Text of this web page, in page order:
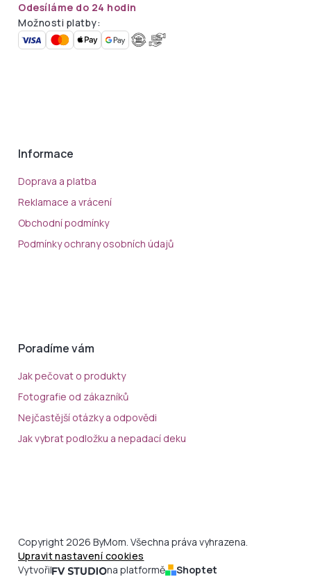
Odesíláme do 24 hodin
Možnosti platby:
Informace
Doprava a platba
Reklamace a vrácení
Obchodní podmínky
Podmínky ochrany osobních údajů
Poradíme vám
Jak pečovat o produkty
Fotografie od zákazníků
Nejčastější otázky a odpovědi
Jak vybrat podložku a nepadací deku
Copyright 2026 ByMom. Všechna práva vyhrazena.
Upravit nastavení cookies
Vytvořil
na platformě Shoptet